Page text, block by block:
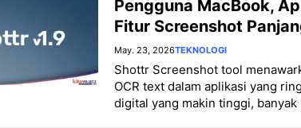
Pengguna MacBook,
Fitur Screenshot
May. 23, 2026TEKNOLOGI
Shottr Screenshot tool
OCR text dalam aplikasi yang
digital yang makin tinggi, banyak